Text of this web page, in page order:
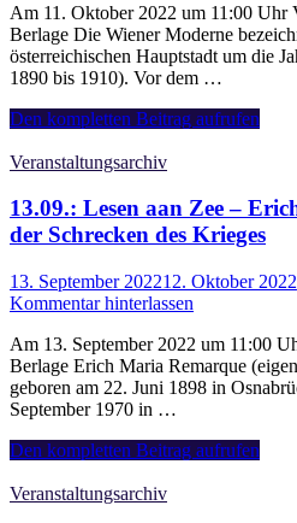
Am 11. Oktober 2022 um 11:00 Uhr
Berlage Die Wiener Moderne
österreichischen Hauptstadt um die
1890 bis 1910). Vor dem …
11.10.:
aan
–
Die
Wiener
–
Kaffeehausliteratur
am
Vorabend
des
Untergangs
Den kompletten Beitrag aufrufen
Veranstaltungsarchiv
13.09.: Lesen aan Zee –
der Schrecken des Krieges
13. September 202212. Oktober 2022
Kommentar hinterlassen
Am 13. September 2022 um 11:00
Berlage Erich Maria Remarque
geboren am 22. Juni 1898 in
September 1970 in …
13.09.:
aan
Den kompletten Beitrag aufrufen
Veranstaltungsarchiv